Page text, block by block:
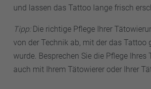
und lassen das Tattoo lange frisch
Tipp: Die richtige Pflege Ihrer
von der Technik ab, mit der das Tattoo
wurde. Besprechen Sie die Pflege Ihres
auch mit Ihrem Tätowierer oder Ihrer